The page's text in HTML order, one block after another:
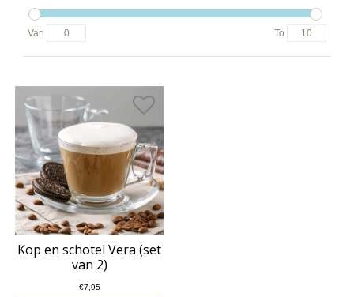
Van To
Kop en schotel Vera (set
van 2)
€7,95